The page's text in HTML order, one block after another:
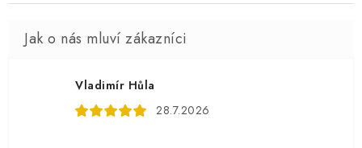
Vladimír Hůla
28.7.2026